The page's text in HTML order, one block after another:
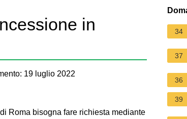
in
19 luglio 2022
Roma bisogna fare richiesta mediante
34
37
36
39